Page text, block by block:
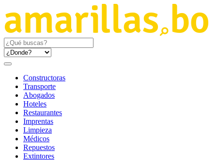
Constructoras
Transporte
Abogados
Hoteles
Restaurantes
Imprentas
Limpieza
Médicos
Repuestos
Extintores